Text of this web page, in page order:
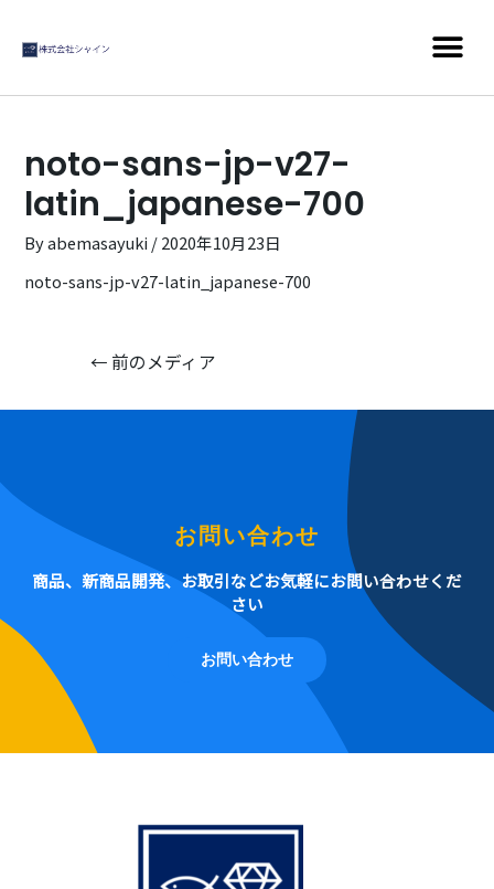
noto-sans-jp-v27-
latin_japanese-700
Byabemasayuki /2020年10月23日
noto-sans-jp-v27-latin_japanese-700
← 前のメディア
お問い合わせ
商品、新商品開発、お取引などお気軽にお問い合わせくだ
さい
お問い合わせ